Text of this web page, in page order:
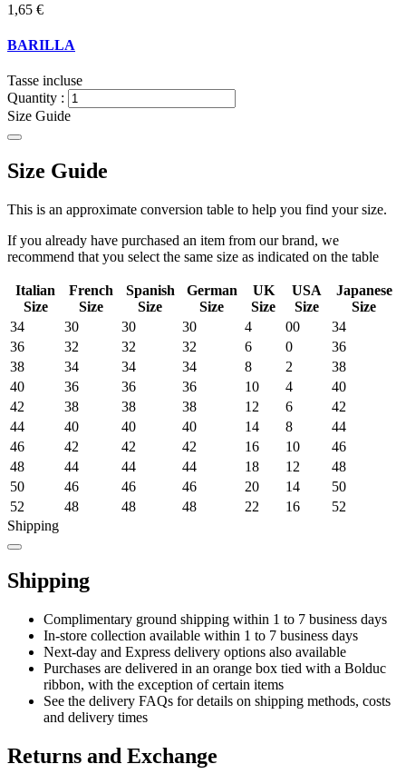
1,65 €
BARILLA
Tasse incluse
Quantity :
Size Guide
Size Guide
This is an approximate conversion table to help you find your size.
If you already have purchased an item from our brand, we
recommend that you select the same size as indicated on the table
Italian
Size
French
Size
Spanish
Size
German
Size
UK
Size
USA
Size
Japanese
Size
34
30 30 30 4 00
34
36
32 32 32 6 0
36
38
34 34 34 8 2
38
40
36 36 36 10 4
40
42
38 38 38 12 6
42
44
40 40 40 14 8
44
46
42 42 42 16 10
46
48
44 44 44 18 12
48
50
46 46 46 20 14
50
52
48 48 48 22 16
52
Shipping
Shipping
Complimentary ground shipping within 1 to 7 business days
In-store collection available within 1 to 7 business days
Next-day and Express delivery options also available
Purchases are delivered in an orange box tied with a Bolduc
ribbon, with the exception of certain items
See the delivery FAQs for details on shipping methods, costs
and delivery times
Returns and Exchange